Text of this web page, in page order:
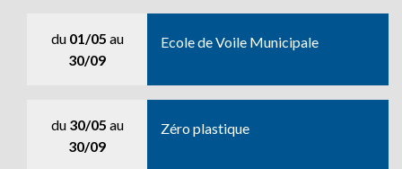
du 01/05 au
30/09
Ecole de Voile Municipale
du 30/05 au
30/09
Zéro plastique